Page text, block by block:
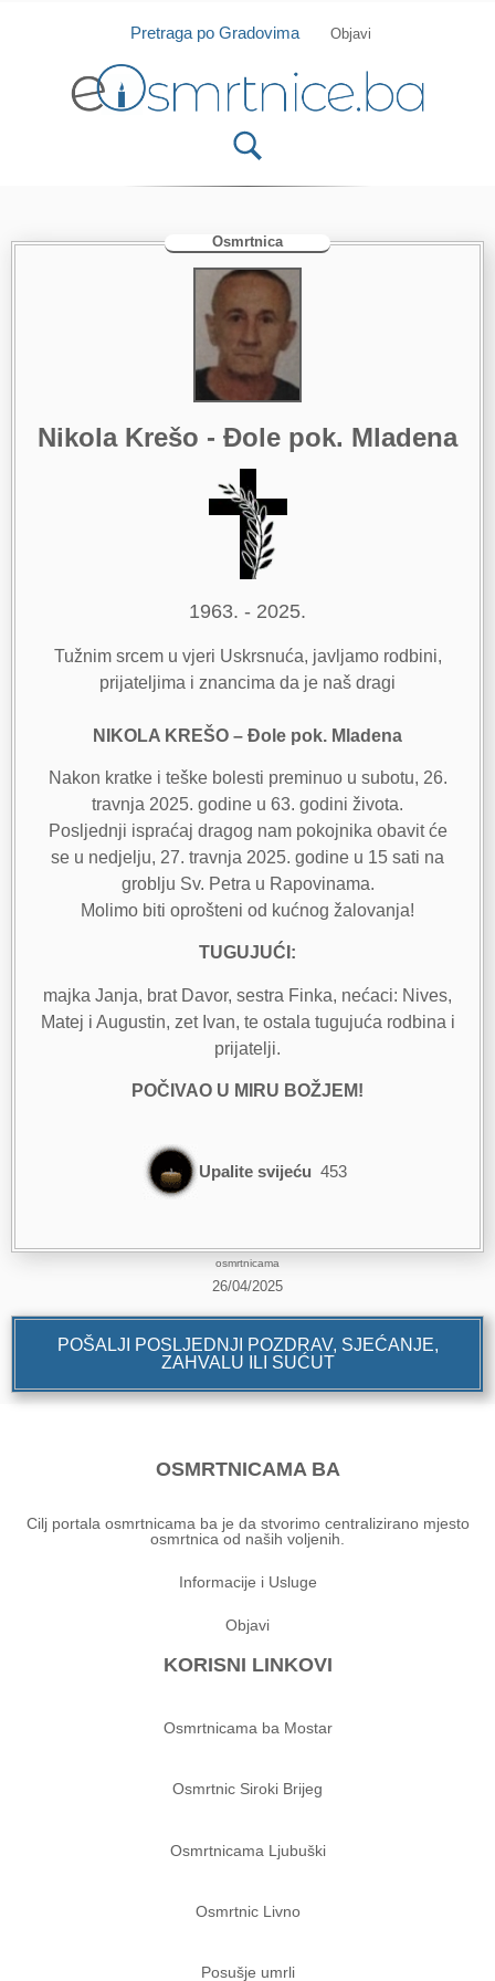
Isprobajte našu Android i IOS aplikaciju
Pretraga po Gradovima Objavi
Osmrtnica
Nikola Krešo - Đole pok. Mladena
1963. - 2025.
Tužnim srcem u vjeri Uskrsnuća, javljamo rodbini,
prijateljima i znancima da je naš dragi
NIKOLA KREŠO – Đole pok. Mladena
Nakon kratke i teške bolesti preminuo u subotu, 26.
travnja 2025. godine u 63. godini života.
Posljednji ispraćaj dragog nam pokojnika obavit će
se u nedjelju, 27. travnja 2025. godine u 15 sati na
groblju Sv. Petra u Rapovinama.
Molimo biti oprošteni od kućnog žalovanja!
TUGUJUĆI:
majka Janja, brat Davor, sestra Finka, nećaci: Nives,
Matej i Augustin, zet Ivan, te ostala tugujuća rodbina i
prijatelji.
POČIVAO U MIRU BOŽJEM!
Upalite svijeću 453
osmrtnicama
26/04/2025
POŠALJI POSLJEDNJI POZDRAV, SJEĆANJE,
ZAHVALU ILI SUĆUT
OSMRTNICAMA BA
Cilj portala osmrtnicama ba je da stvorimo centralizirano mjesto
osmrtnica od naših voljenih.
Informacije i Usluge
Objavi
KORISNI LINKOVI
Osmrtnicama ba Mostar
Osmrtnic Siroki Brijeg
Osmrtnicama Ljubuški
Osmrtnic Livno
Posušje umrli